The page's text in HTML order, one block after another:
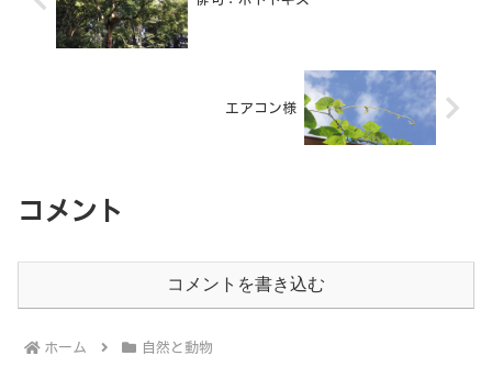
エアコン様
コメント
コメントを書き込む
ホーム 自然と動物